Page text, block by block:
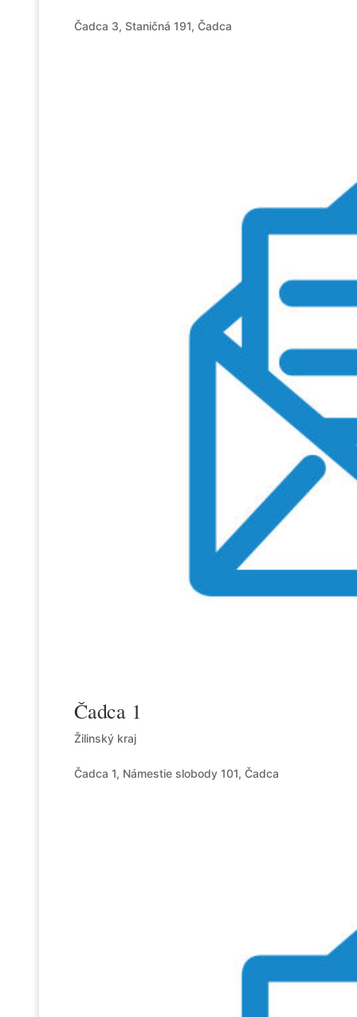
Čadca 3, Staničná 191, Čadca
Čadca 1
Žilinský kraj
Čadca 1, Námestie slobody 101, Čadca